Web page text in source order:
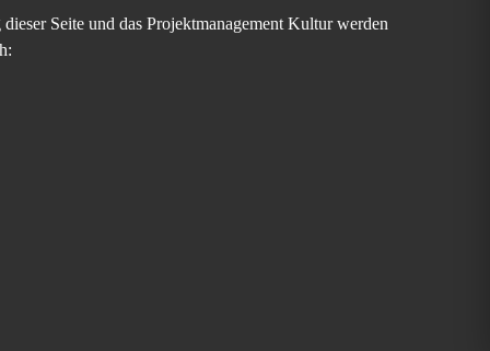
Seite und das Projektmanagement Kultur werden